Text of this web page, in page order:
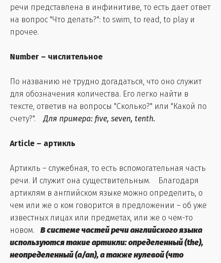
речи представлена в инфинитиве, то есть дает ответ
на вопрос "Что делать?": to swim, to read, to play и
прочее.
Number – числительное
По названию не трудно догадаться, что оно служит
для обозначения количества. Его легко найти в
тексте, ответив на вопросы "Сколько?" или "Какой по
счету?".Для примера: five, seven, tenth.
Article – артикль
Артикль – служебная, то есть вспомогательная часть
речи. И служит она существительным. Благодаря
артиклям в английском языке можно определить, о
чем или же о ком говорится в предложении – об уже
известных лицах или предметах, или же о чем-то
новом. В системе частей речи английского языка
используются такие артикли: определенный (the),
неопределенный (a/an), а также нулевой (что